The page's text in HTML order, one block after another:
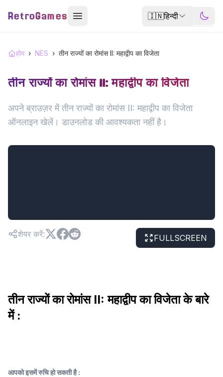
RetroGames 🇮🇳हिन्दी
होम › NES › तीन राज्यों का रोमांस II: महाद्वीप का विजेता
तीन राज्यों का रोमांस II: महाद्वीप का विजेता
अपने ब्राउज़र में तीन राज्यों का रोमांस II: महाद्वीप का विजेता
ऑनलाइन खेलें। डाउनलोड की आवश्यकता नहीं है।
शेयर करें: FULLSCREEN
तीन राज्यों का रोमांस II: महाद्वीप का विजेता के बारे
में :
आपको इसमें रुचि हो सकती है: